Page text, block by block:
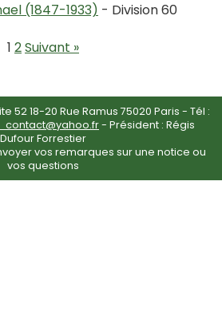
(1847-1933) - Division 60
1 2Suivant »
52 18-20 Rue Ramus 75020 Paris - Tél :
- Président : Régis
Dufour Forrestier
vos remarques sur une notice ou
vos questions